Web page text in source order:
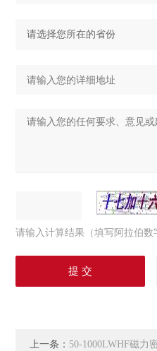
请输入计算结果（填写阿拉伯数
上一条： 50-1000LWHF磁力